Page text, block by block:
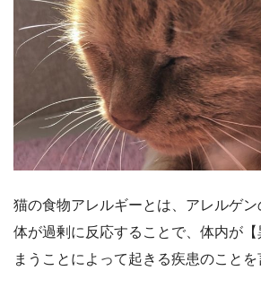
猫の食物アレルギーとは、アレルゲ
体が過剰に反応することで、体内が
まうことによって起きる疾患のことを